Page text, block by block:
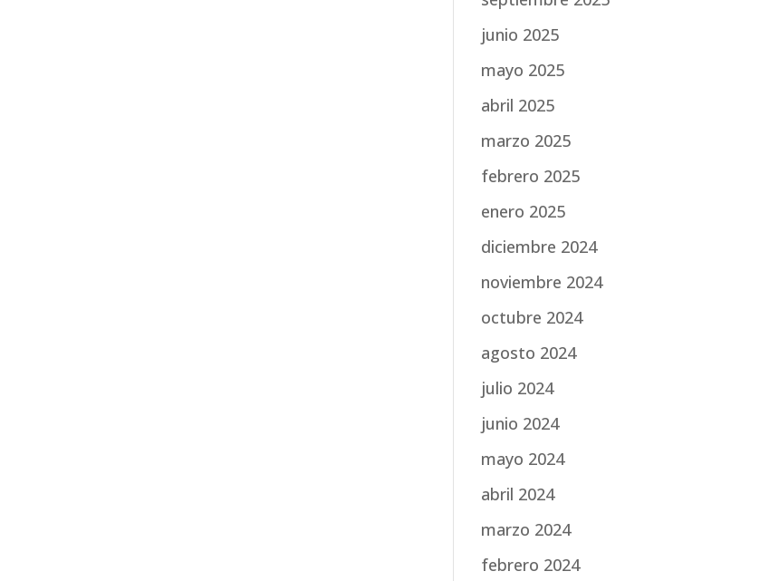
junio 2025
mayo 2025
abril 2025
marzo 2025
febrero 2025
enero 2025
diciembre 2024
noviembre 2024
octubre 2024
agosto 2024
julio 2024
junio 2024
mayo 2024
abril 2024
marzo 2024
febrero 2024